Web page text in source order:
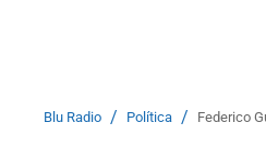
Blu Radio / Política / Federico